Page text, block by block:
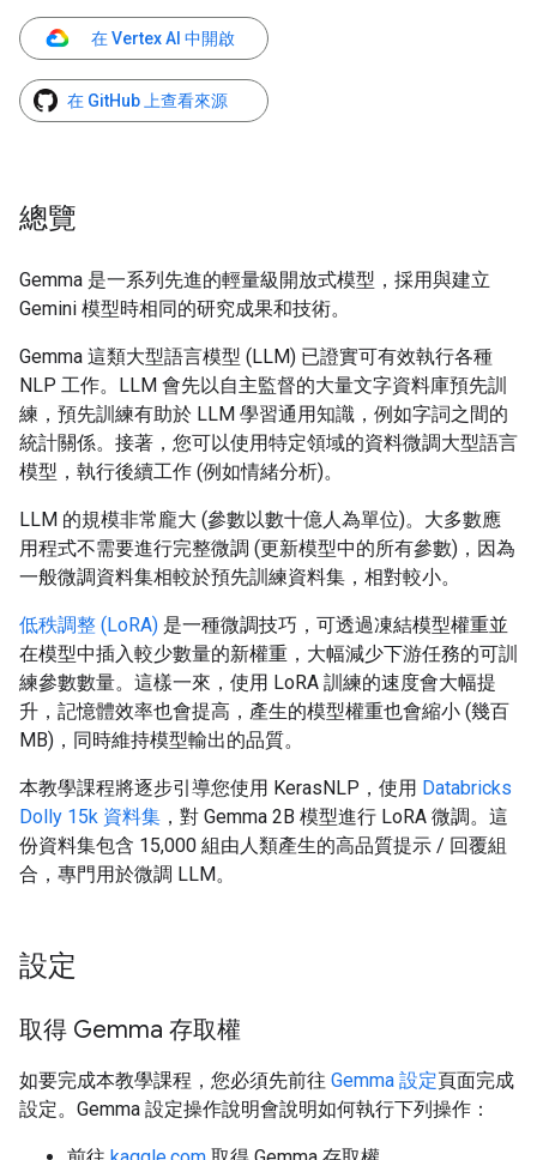
在 Vertex AI 中開啟
在 GitHub 上查看來源
總覽
Gemma 是一系列先進的輕量級開放式模型，採用與建立
Gemini 模型時相同的研究成果和技術。
Gemma 這類大型語言模型 (LLM) 已證實可有效執行各種
NLP 工作。LLM 會先以自主監督的大量文字資料庫預先訓
練，預先訓練有助於 LLM 學習通用知識，例如字詞之間的
統計關係。接著，您可以使用特定領域的資料微調大型語言
模型，執行後續工作 (例如情緒分析)。
LLM 的規模非常龐大 (參數以數十億人為單位)。大多數應
用程式不需要進行完整微調 (更新模型中的所有參數)，因為
一般微調資料集相較於預先訓練資料集，相對較小。
低秩調整 (LoRA) 是一種微調技巧，可透過凍結模型權重並
在模型中插入較少數量的新權重，大幅減少下游任務的可訓
練參數數量。這樣一來，使用 LoRA 訓練的速度會大幅提
升，記憶體效率也會提高，產生的模型權重也會縮小 (幾百
MB)，同時維持模型輸出的品質。
本教學課程將逐步引導您使用 KerasNLP，使用 Databricks
Dolly 15k 資料集 ，對 Gemma 2B 模型進行 LoRA 微調。這
份資料集包含 15,000 組由人類產生的高品質提示 / 回覆組
合，專門用於微調 LLM。
設定
取得 Gemma 存取權
如要完成本教學課程，您必須先前往 Gemma 設定頁面完成
設定。Gemma 設定操作說明會說明如何執行下列操作：